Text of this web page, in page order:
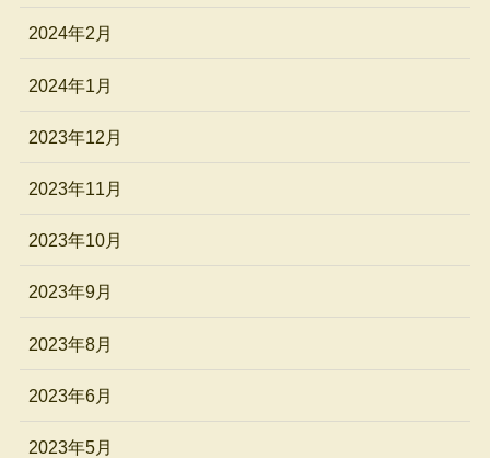
2024年2月
2024年1月
2023年12月
2023年11月
2023年10月
2023年9月
2023年8月
2023年6月
2023年5月